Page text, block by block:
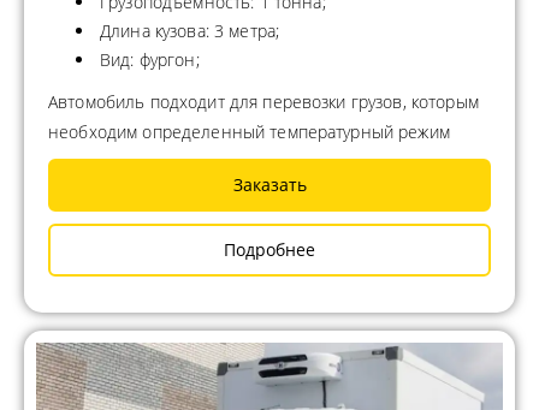
Длина кузова: 3 метра;
Вид: фургон;
Автомобиль подходит для перевозки грузов, которым
необходим определенный температурный режим
Заказать
Подробнее